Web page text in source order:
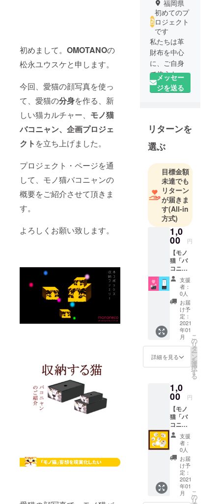
初めまして。 OMOTANOの
松永ユウスケと申します。
今回、愛猫の顔写真を使っ
て、愛猫の分身を作る、新
しい猫カルチャー、 モノ猫
バコニャン、企画プロジェ
クト を立ち上げました。
プロジェクト・ページを通
して、モノ猫バコニャンの
概要をご紹介させて頂きま
す。
よろしくお願い致します。
福岡県
初めてのプ
ロジェクト
です
私たちは革
財布を中心
に、ご自身
で使うもの
や大切な方
への贈り物
で、特に力
り組んでい
お手頃な価
格でベー
シックなデ
ザインから
最新のトレ
ンドに合わ
せたものま
で幅広く展
開している
ので、より
多くの方に
手に取って
いただけた
ら嬉しく思
います(^^♪
メッセー
ジを送る
リターンを
選ぶ
目標金額
未達でも
リターン
が届きま
す(All-in
方式)
1,0
00 円
【モノ
猫「バ
コニャ
ン」お
気持ち
＆プロ
モ拡散
応援プ
ラン】
リター
ン内
容 ①
御礼
メー
ル ②
モノ猫
ニャン
の広
告・販
促用イ
メージ
画像
データS
（600×
450px)
４点
③御支
援お礼
状(画像
データ)
支援
者：
0人
お届
け予
定：
2021
年01
月
詳細を見る
こ
の
リ
タ
ー
ン
を
選
択
す
る
1,0
00 円
【モノ
猫「バ
コニャ
ン」の
アート
作品・
デジタ
ルレプ
リカ１
点】 内
容 ①
御礼
支援
者：
0人
お届
け予
定：
2021
年01
月
こ
の
リ